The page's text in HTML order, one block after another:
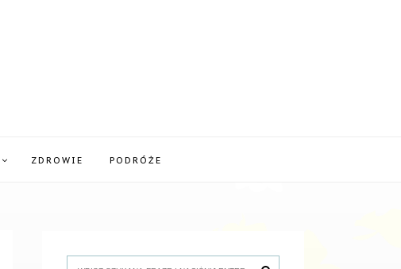
ZDROWIE PODRÓŻE